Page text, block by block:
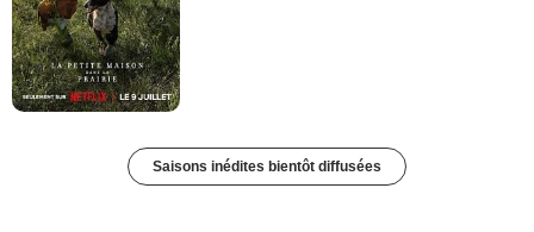
Saisons inédites bientôt diffusées